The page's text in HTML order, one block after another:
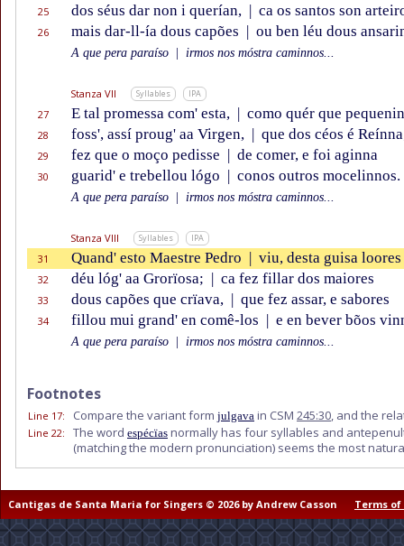
25 dos séus dar non i querían, | ca os santos son
26 mais dar-ll-ía dous capões | ou ben léu dous
A que pera paraíso irmos nos móstra caminnos...
Stanza VII Syllables IPA
27 E tal promessa com' esta, | como quér que
28 foss', assí proug' aa Virgen, | que dos céos é
29 fez que o moço pedisse | de comer, e foi aginna
30 guarid' e trebellou lógo | conos outros mocelinnos.
A que pera paraíso irmos nos móstra caminnos...
Stanza VIII Syllables IPA
31 Quand' esto Maestre Pedro | viu, desta guisa loores
32 déu lóg' aa Grorïosa; | ca fez fillar dos maiores
33 dous capões que crïava, | que fez assar, e sabores
34 fillou mui grand' en comê-los | e en bever bõos
A que pera paraíso irmos nos móstra caminnos...
Footnotes
Line 17: Compare the variant form julgava in CSM 245:30, and the
Line 22: The word espécïas normally has four syllables and
(matching the modern pronunciation) seems the most
Cantigas de Santa Maria for Singers © 2026 by Andrew Casson Terms of